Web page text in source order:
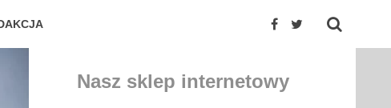
Nasz sklep internetowy